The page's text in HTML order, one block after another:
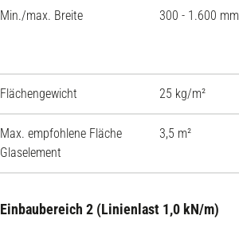
Min./max. Breite 300 - 1.600 mm
Flächengewicht 25 kg/m²
Max. empfohlene Fläche
Glaselement
3,5 m²
Einbaubereich 2 (Linienlast 1,0 kN/m)